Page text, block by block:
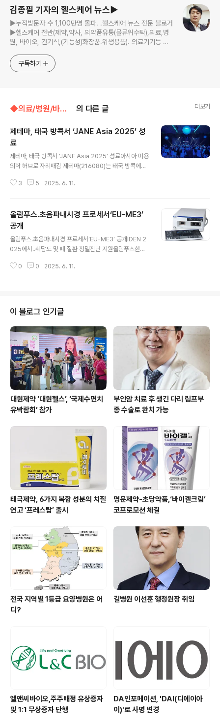
김종필 기자의 헬스케어 뉴스▶
▶누적방문자 수 1,100만명 돌파. .헬스케어 뉴스 전문 블로거
▶헬스케어 전반(제약,약사, 의약품유통(물류위수탁),의료,병
원, 바이오, 건기식,(기능성)화장품.위생용품). 의료기기등 ☞
jp11222@naver.com
구독하기
◆의료/병원/바이오벤처/◁바이오벤처,의료기기 의 다른 글 더보기
제테마, 태국 방콕서 ‘JANE Asia 2025’ 성
료
제테마, 태국 방콕서 ‘JANE Asia 2025’ 성료아시아 미용
의학 허브로 자리매김 제테마(216080)는 태국 방콕에서
etic Network for Experts 2025)를 성황리에 마무리
노하우를 공유하고, 글로벌 의료진 및 파트너들과 네트워
크를 더욱 강화하는 의미 있는 자리였다.‘JANE’은 제테마
의 독자적인 글로벌 브랜딩 행사로, 지난 2월 프랑스 파리
에서 열린 ’JANE in IMCAS Worldwide‘에 이어 이번에
는 지난 4일부터 5일까지 태국에서 개최됐다. 행사에는 태
국과 베트남, 인도네시아, ..
3 5 2025. 6. 11.
올림푸스.초음파내시경 프로세서‘EU-ME3’
공개
올림푸스.초음파내시경 프로세서‘EU-ME3’ 공개IDEN 2
025에서..췌담도 및 폐 질환 정밀진단 지원올림푸스한국
세서 ‘EU-ME3’를 국내 출시 한다고 밝혔다. 제품은 오는
다.EU-ME3은 췌장, 담관, 위 등 체내 깊숙한 곳에 있어 일
반 내시경으로는 관찰이 어려운 병변의 진단을 위해 사용
되는 초음파 내시경(Endoscopic Ultrasonography, E
US) 프로세서다. 내시경을 통해 신체 내부에서 직접 초음
파를 시행함으로써 공기나 뼈 등..
0 0 2025. 6. 11.
이 블로그 인기글
대원제약 ‘대원헬스’, ‘국제수면치
유박람회’ 참가
부인암 치료 후 생긴 다리 림프부
종 수술로 완치 가능
태극제약, 6가지 복합 성분의 치질
연고 ‘프레스탑’ 출시
명문제약-초당약품,‘바이겔크림’
코프로모션 체결
전국 지역별 1등급 요양병원은 어
디?
길병원 이선훈 행정원장 취임
엘앤씨바이오,주주배정 유상증자
및 1:1 무상증자 단행
DA인포메이션, 'DAI(디에이아
이)'로 사명 변경